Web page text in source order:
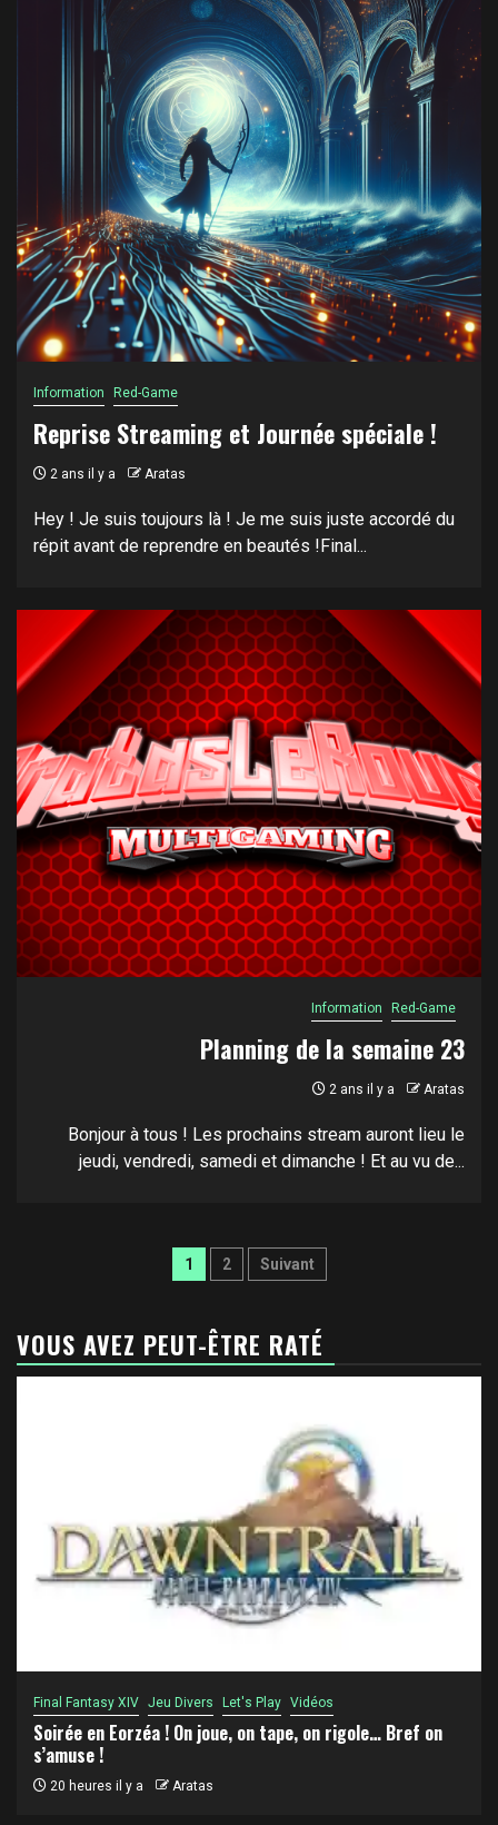
Information Red-Game
Reprise Streaming et Journée spéciale !
2 ans il y a Aratas
Hey ! Je suis toujours là ! Je me suis juste accordé du
répit avant de reprendre en beautés !Final...
Information Red-Game
Planning de la semaine 23
2 ans il y a Aratas
Bonjour à tous ! Les prochains stream auront lieu le
jeudi, vendredi, samedi et dimanche ! Et au vu de...
Pagination
publications
1 2 Suivant
VOUS AVEZ PEUT-ÊTRE RATÉ
Final Fantasy XIV Jeu Divers Let's Play Vidéos
Soirée en Eorzéa ! On joue, on tape, on rigole… Bref on
s’amuse !
20 heures il y a Aratas